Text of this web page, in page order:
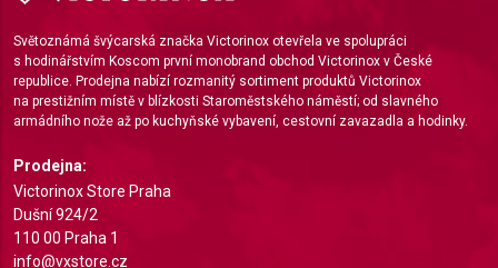
Světoznámá švýcarská značka Victorinox otevřela ve spolupráci
s hodinářstvím Koscom první monobrand obchod Victorinox v České
republice. Prodejna nabízí rozmanitý sortiment produktů Victorinox
na prestižním místě v blízkosti Staroměstského náměstí; od slavného
armádního nože až po kuchyňské vybavení, cestovní zavazadla a hodinky.
Prodejna:
Victorinox Store Praha
Dušní 924/2
110 00 Praha 1
info@vxstore.cz
Non-IAB processing purposes:
Necessary
Performance
Advertising